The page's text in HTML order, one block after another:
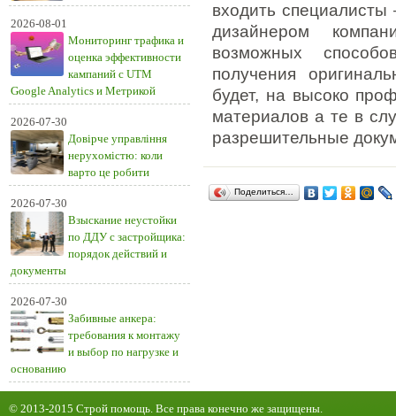
2026-08-01
Мониторинг трафика и
оценка эффективности
кампаний с UTM
Google Analytics и Метрикой
2026-07-30
Довірче управління
нерухомістю: коли
варто це робити
2026-07-30
Взыскание неустойки
по ДДУ с застройщика:
порядок действий и
документы
2026-07-30
Забивные анкера:
требования к монтажу
и выбор по нагрузке и
основанию
входить
дизайнером
возможных
получения
будет, на высоко
материалов а те в
разрешительные
Поделиться…
© 2013-2015 Строй помощь. Все права конечно же защищены.